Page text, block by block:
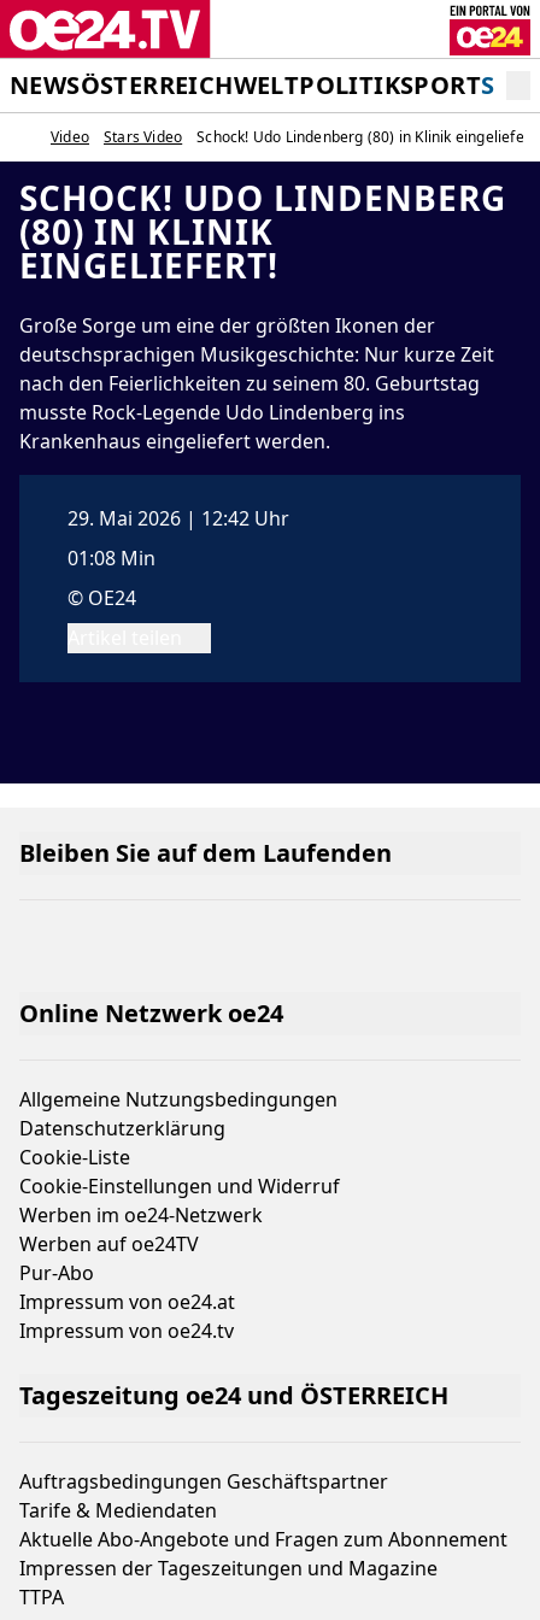
NEWSÖSTERREICHWELTPOLITIKSPORT
Video Stars Video Schock! Udo Lindenberg (80) in Klinik eingeliefert!
SCHOCK! UDO LINDENBERG
(80) IN KLINIK
EINGELIEFERT!
Große Sorge um eine der größten Ikonen der
deutschsprachigen Musikgeschichte: Nur kurze Zeit
nach den Feierlichkeiten zu seinem 80. Geburtstag
musste Rock-Legende Udo Lindenberg ins
Krankenhaus eingeliefert werden.
29. Mai 2026 | 12:42 Uhr
01:08 Min
© OE24
Online Netzwerk oe24
Allgemeine Nutzungsbedingungen
Datenschutzerklärung
Cookie-Liste
Cookie-Einstellungen und Widerruf
Werben im oe24-Netzwerk
Werben auf oe24TV
Pur-Abo
Impressum von oe24.at
Impressum von oe24.tv
Tageszeitung oe24 und ÖSTERREICH
Auftragsbedingungen Geschäftspartner
Tarife & Mediendaten
Aktuelle Abo-Angebote und Fragen zum Abonnement
Impressen der Tageszeitungen und Magazine
TTPA
Bleiben Sie auf dem Laufenden